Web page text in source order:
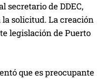
secretario de DDEC,
solicitud. La creación
legislación de Puerto
que es preocupante